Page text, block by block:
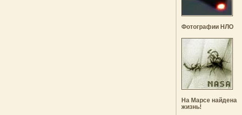
Фотографии НЛО
На Марсе найдена
жизнь!